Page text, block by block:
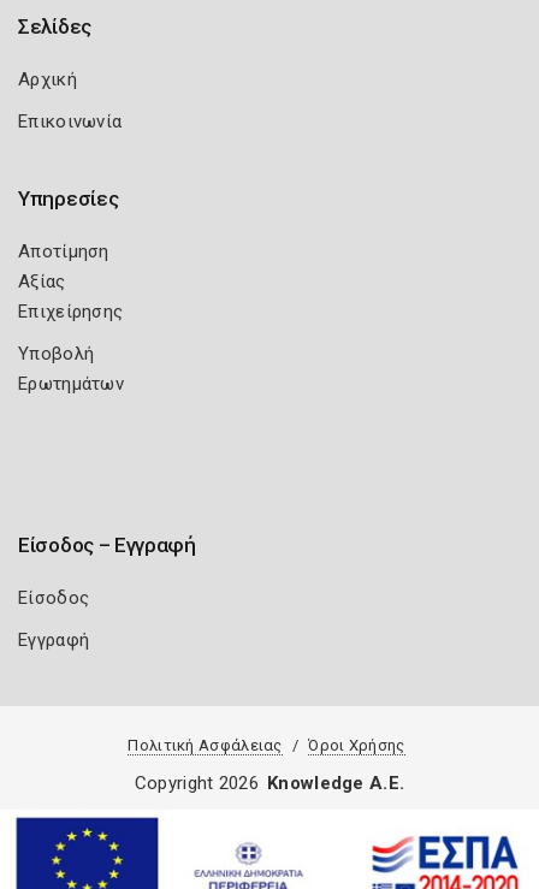
Σελίδες
Αρχική
Επικοινωνία
Υπηρεσίες
Αποτίμηση
Αξίας
Επιχείρησης
Υποβολή
Ερωτημάτων
Είσοδος – Εγγραφή
Είσοδος
Εγγραφή
Πολιτική Ασφάλειας Όροι Χρήσης
Copyright 2026 Knowledge A.E.